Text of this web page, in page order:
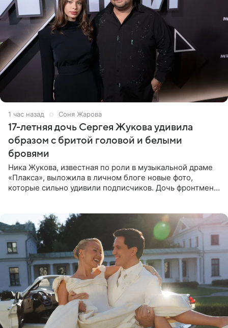
1 час назад Соня Жарова
17-летняя дочь Сергея Жукова удивила
образом с бритой головой и белыми
бровями
Ника Жукова, известная по роли в музыкальной драме
«Плакса», выложила в личном блоге новые фото,
которые сильно удивили подписчиков. Дочь фронтмена